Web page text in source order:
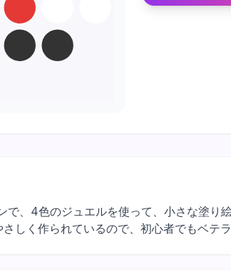
、4色のジュエルを使って、小さな塗り
しく作られているので、初心者でもベテ